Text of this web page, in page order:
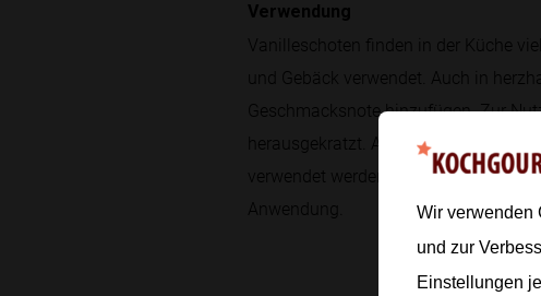
Verwendung
Vanilleschoten finden in der Küche
und Gebäck verwendet. Auch in
Geschmacksnote hinzufügen. Zur
herausgekratzt. Auch die Schale
verwendet werden. Neben der
Anwendung.
Wir verwenden
und zur
Einstellungen